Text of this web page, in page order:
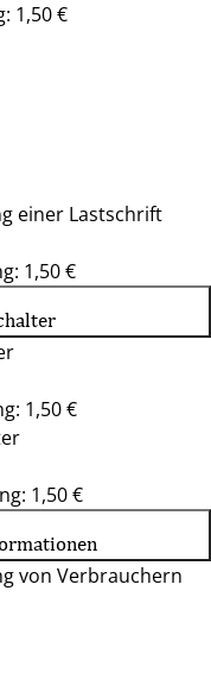
1,50 €
einer Lastschrift
1,50 €
1,50 €
1,50 €
von Verbrauchern